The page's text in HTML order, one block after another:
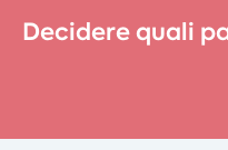
Decidere quali